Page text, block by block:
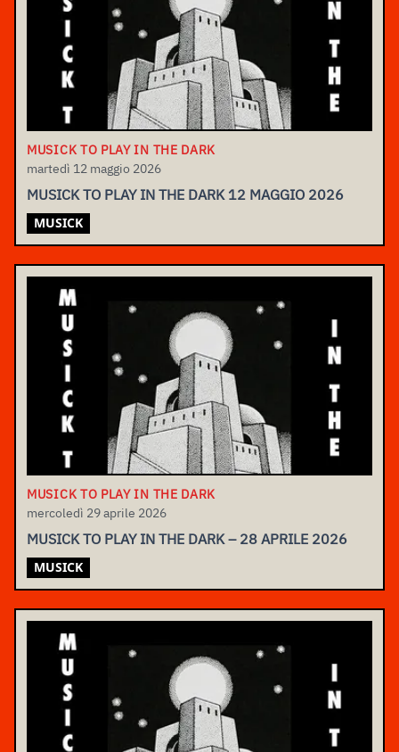
MUSICK TO PLAY IN THE DARK
martedì 12 maggio 2026
MUSICK TO PLAY IN THE DARK 12 MAGGIO 2026
MUSICK
MUSICK TO PLAY IN THE DARK
mercoledì 29 aprile 2026
MUSICK TO PLAY IN THE DARK – 28 APRILE 2026
MUSICK